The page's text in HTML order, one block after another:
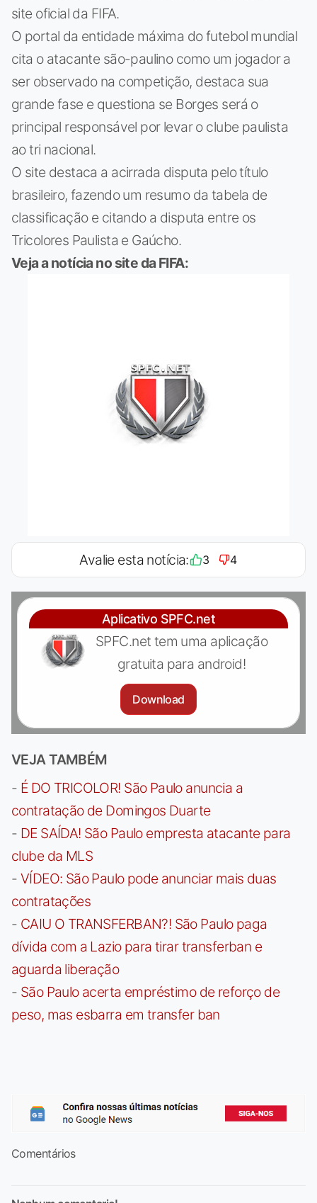
site oficial da FIFA.
O portal da entidade máxima do futebol mundial
cita o atacante são-paulino como um jogador a
ser observado na competição, destaca sua
grande fase e questiona se Borges será o
principal responsável por levar o clube paulista
ao tri nacional.
O site destaca a acirrada disputa pelo título
brasileiro, fazendo um resumo da tabela de
classificação e citando a disputa entre os
Tricolores Paulista e Gaúcho.
Veja a notícia no site da FIFA:
Avalie esta notícia: 3 4
Aplicativo SPFC.net
SPFC.net tem uma aplicação
gratuita para android!
Download
VEJA TAMBÉM
- É DO TRICOLOR! São Paulo anuncia a
contratação de Domingos Duarte
- DE SAÍDA! São Paulo empresta atacante para
clube da MLS
- VÍDEO: São Paulo pode anunciar mais duas
contratações
- CAIU O TRANSFERBAN?! São Paulo paga
dívida com a Lazio para tirar transferban e
aguarda liberação
- São Paulo acerta empréstimo de reforço de
peso, mas esbarra em transfer ban
Comentários